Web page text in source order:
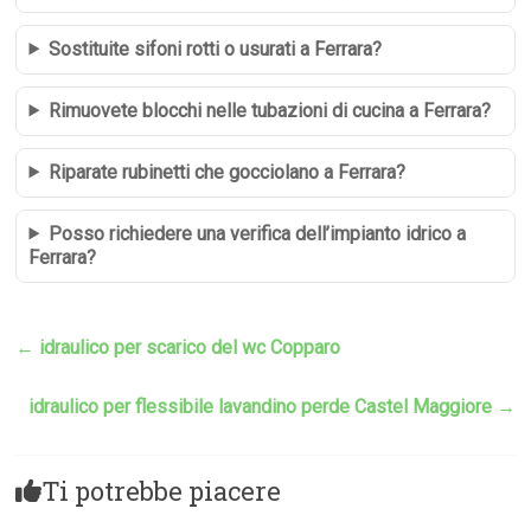
Sostituite sifoni rotti o usurati a Ferrara?
Rimuovete blocchi nelle tubazioni di cucina a Ferrara?
Riparate rubinetti che gocciolano a Ferrara?
Posso richiedere una verifica dell’impianto idrico a
Ferrara?
← idraulico per scarico del wc Copparo
idraulico per flessibile lavandino perde Castel Maggiore →
Ti potrebbe piacere